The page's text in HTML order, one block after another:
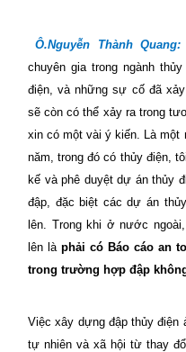
Ô.Nguyễn Thành Quang:
chuyên gia trong ngành
điện, và những sự cố đã
sẽ còn có thể xảy ra trong
xin có một vài ý kiến. Là một
năm, trong đó có thủy điện,
kế và phê duyệt dự án thủy
đập, đặc biệt các dự án
lên. Trong khi ở nước
lên là phải có Báo cáo an
trong trường hợp đập
Việc xây dựng đập thủy điện
tự nhiên và xã hội từ thay